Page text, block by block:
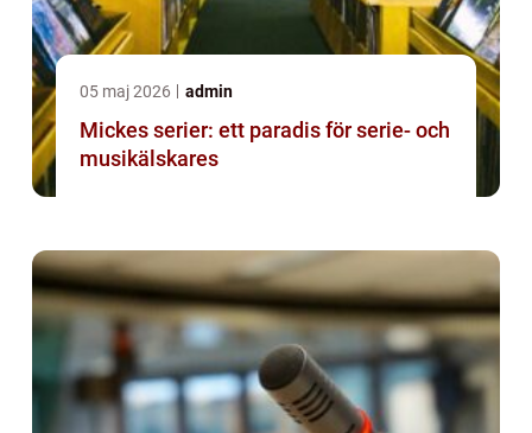
05 maj 2026 admin
Mickes serier: ett paradis för serie- och
musikälskares